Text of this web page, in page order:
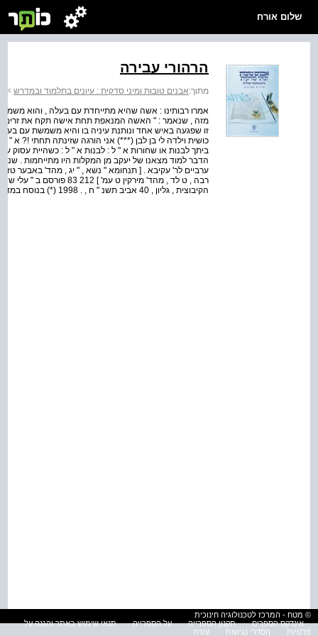
שלום אורח
הרהורי עבירה
מתוך:אבנים טובות ומיני סדקית : עיונים בתלמוד ובמדרש >
אמרו רבותינו : אשה שהיא מתייחדת עם בעלה , והוא
מזה , שנאמר : " האשה המנאפת תחת אישה תקח את זרים
זו שפגעה באיש אחד ונותנת עיניה בו והיא משמשת עם
כושית וילדה לי בן לבן (***) אני הורגה שזינתה תחתי !? א "
ביתך לבנות או שחורות א " ל : לבנות א " ל : כשהיית עסוק
הדבר למוד מצאנו של יעקב מן המקלות היו מתייחמות .
ערביים לר' עקיבא . [ תנחומא " נשא , " יג , מהד' באבער
רבה , ט לד , מהד' מירקין ט
הקיבוצית , גליון , 40 אביב תשנ " ח , . 1998 (*) בנוסח במדבר רבה : בשעה שהאשה מייח...
© מטח - המרכז לטכנולוגיה חינוכית
אינדקס הספרים
תקנון הספרייה על הספרייה
תנאי שימוש באתר והגנה על
פרטיות
הסדרי נגישות עזרה